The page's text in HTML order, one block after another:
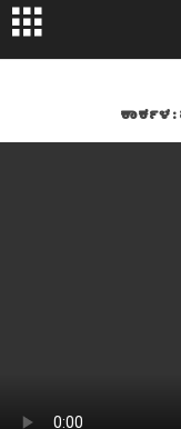
ಕಾರ್ಕಳ :